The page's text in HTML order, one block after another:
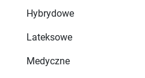
Hybrydowe
Lateksowe
Medyczne